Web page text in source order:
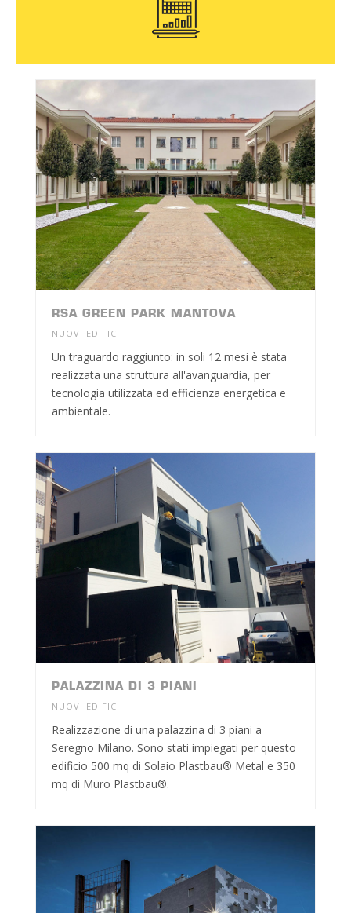
RSA GREEN PARK MANTOVA
NUOVI EDIFICI
Un traguardo raggiunto: in soli 12 mesi è stata
realizzata una struttura all'avanguardia, per
tecnologia utilizzata ed efficienza energetica e
ambientale.
PALAZZINA DI 3 PIANI
NUOVI EDIFICI
Realizzazione di una palazzina di 3 piani a
Seregno Milano. Sono stati impiegati per questo
edificio 500 mq di Solaio Plastbau® Metal e 350
mq di Muro Plastbau®.